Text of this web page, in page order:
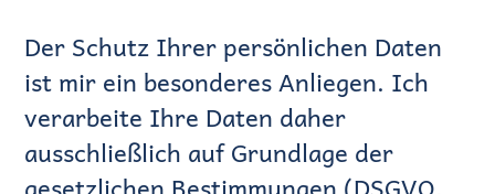
Der Schutz Ihrer persönlichen Daten
ist mir ein besonderes Anliegen. Ich
verarbeite Ihre Daten daher
ausschließlich auf Grundlage der